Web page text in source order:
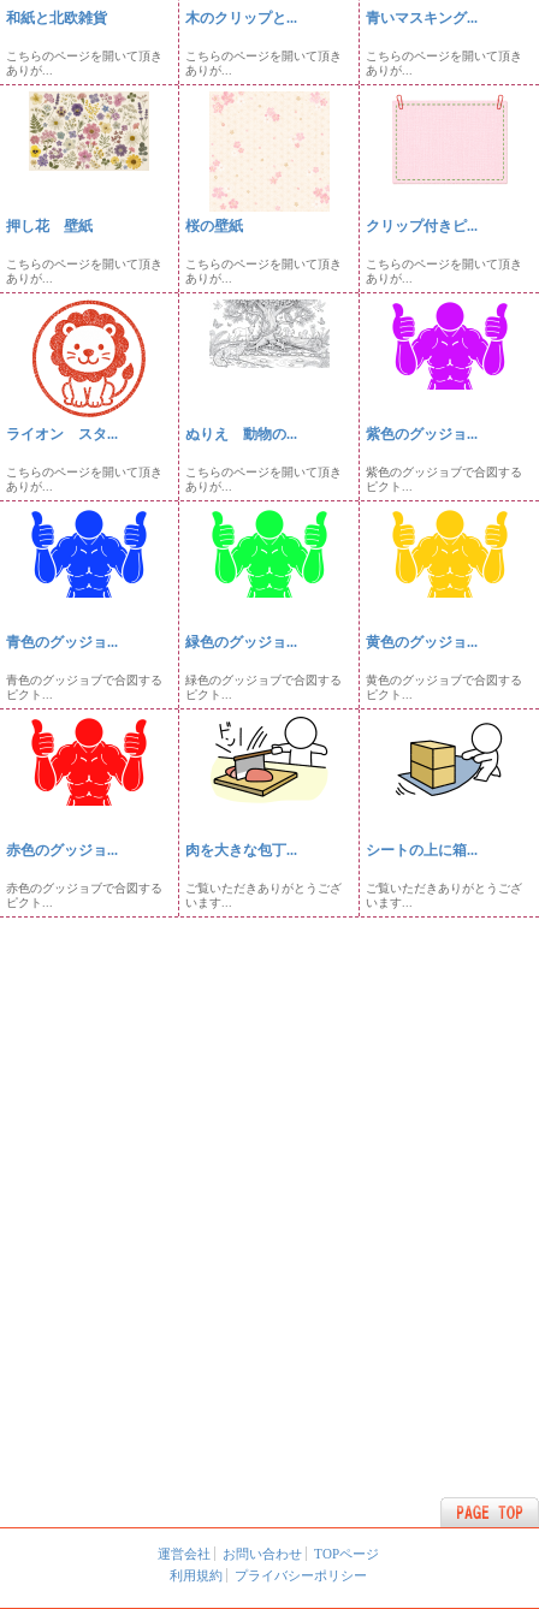
和紙と北欧雑貨
こちらのページを開いて頂き
ありが...
木のクリップと...
こちらのページを開いて頂き
ありが...
青いマスキング...
こちらのページを開いて頂き
ありが...
押し花 壁紙
こちらのページを開いて頂き
ありが...
桜の壁紙
こちらのページを開いて頂き
ありが...
クリップ付きピ...
こちらのページを開いて頂き
ありが...
ライオン スタ...
こちらのページを開いて頂き
ありが...
ぬりえ 動物の...
こちらのページを開いて頂き
ありが...
紫色のグッジョ...
紫色のグッジョブで合図する
ピクト...
青色のグッジョ...
青色のグッジョブで合図する
ピクト...
緑色のグッジョ...
緑色のグッジョブで合図する
ピクト...
黄色のグッジョ...
黄色のグッジョブで合図する
ピクト...
赤色のグッジョ...
赤色のグッジョブで合図する
ピクト...
肉を大きな包丁...
ご覧いただきありがとうござ
います...
シートの上に箱...
ご覧いただきありがとうござ
います...
運営会社 お問い合わせ
TOPページ
利用規約
プライバシーポリシー